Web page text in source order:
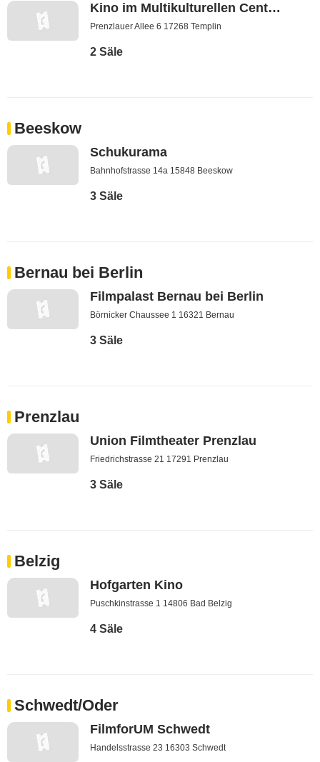
Kino im Multikulturellen Centrum
Prenzlauer Allee 6 17268 Templin
2 Säle
Beeskow
Schukurama
Bahnhofstrasse 14a 15848 Beeskow
3 Säle
Bernau bei Berlin
Filmpalast Bernau bei Berlin
Börnicker Chaussee 1 16321 Bernau
3 Säle
Prenzlau
Union Filmtheater Prenzlau
Friedrichstrasse 21 17291 Prenzlau
3 Säle
Belzig
Hofgarten Kino
Puschkinstrasse 1 14806 Bad Belzig
4 Säle
Schwedt/Oder
FilmforUM Schwedt
Handelsstrasse 23 16303 Schwedt